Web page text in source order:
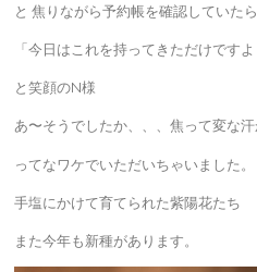
と 焦りながら予約帳を確認していたら
「今日はこれを持ってきただけですよ
と笑顔のN様
あ〜そうでしたか、、、焦って変な
ってなワケでいただいちゃいました。
手塩にかけて育てられた紫陽花たち
また今年も新種があります。